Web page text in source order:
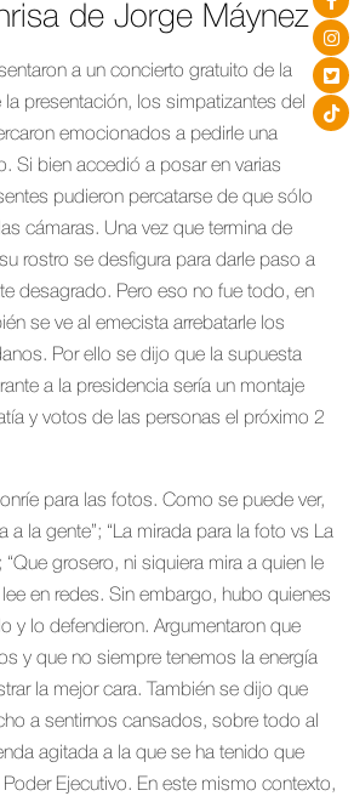
de Jorge Máynez
a un concierto gratuito de la
la presentación, los simpatizantes del
emocionados a pedirle una
Si bien accedió a posar en varias
pudieron percatarse de que sólo
cámaras. Una vez que termina de
rostro se desfigura para darle paso a
desagrado. Pero eso no fue todo, en
se ve al emecista arrebatarle los
Por ello se dijo que la supuesta
a la presidencia sería un montaje
y votos de las personas el próximo 2
para las fotos. Como se puede ver,
a la gente”; “La mirada para la foto vs La
“Que grosero, ni siquiera mira a quien le
lee en redes. Sin embargo, hubo quienes
y lo defendieron. Argumentaron que
y que no siempre tenemos la energía
la mejor cara. También se dijo que
a sentirnos cansados, sobre todo al
agitada a la que se ha tenido que
Ejecutivo. En este mismo contexto,